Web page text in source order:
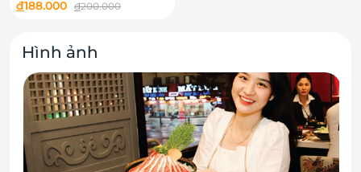
đ188.000 đ200.000
Hình ảnh